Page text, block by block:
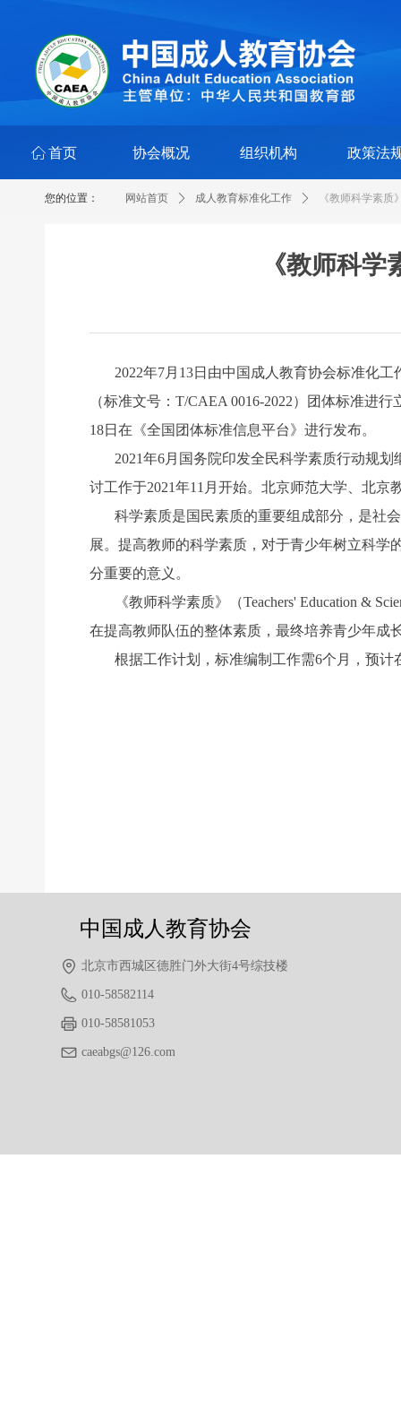
ꀇ 首页 协会概况 组织机构 政策法
网站首页 ꄲ 成人教育标准化工作 ꄲ 《教师科学素
您的位置：
《教师科
2022年7月13日由中国成人教育协会标准化
（标准文号：T/CAEA 0016-2022）团体标准进
18日在《全国团体标准信息平台》进行发布。
2021年6月国务院印发全民科学素质行动规
讨工作于2021年11月开始。北京师范大学、北
科学素质是国民素质的重要组成部分，是社
展。提高教师的科学素质，对于青少年树立科
分重要的意义。
《教师科学素质》（Teachers' Education &
在提高教师队伍的整体素质，最终培养青少年成
根据工作计划，标准编制工作需6个月，预计
北京市西城区德胜门外大街4号综技楼
010-58582114
010-58581053
caeabgs@126.com
中国成人教育协会